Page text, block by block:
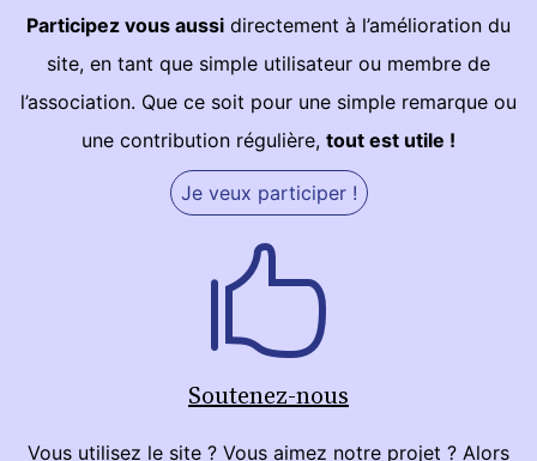
Participez vous aussi directement à l’amélioration du
site, en tant que simple utilisateur ou membre de
l’association. Que ce soit pour une simple remarque ou
une contribution régulière, tout est utile !
Je veux participer !
Soutenez-nous
Vous utilisez le site ? Vous aimez notre projet ? Alors